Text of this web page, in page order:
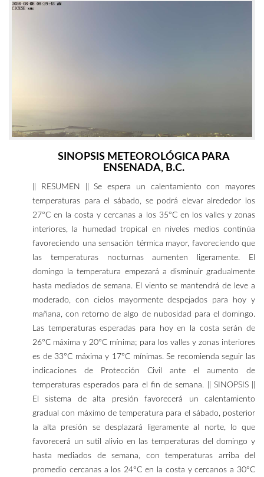
SINOPSIS METEOROLÓGICA PARA
ENSENADA, B.C.
|| RESUMEN || Se espera un calentamiento con mayores
temperaturas para el sábado, se podrá elevar alrededor los
27°C en la costa y cercanas a los 35°C en los valles y zonas
interiores, la humedad tropical en niveles medios continúa
favoreciendo una sensación térmica mayor, favoreciendo que
las temperaturas nocturnas aumenten ligeramente. El
domingo la temperatura empezará a disminuir gradualmente
hasta mediados de semana. El viento se mantendrá de leve a
moderado, con cielos mayormente despejados para hoy y
mañana, con retorno de algo de nubosidad para el domingo.
Las temperaturas esperadas para hoy en la costa serán de
26°C máxima y 20°C mínima; para los valles y zonas interiores
es de 33°C máxima y 17°C mínimas. Se recomienda seguir las
indicaciones de Protección Civil ante el aumento de
temperaturas esperados para el fin de semana. || SINOPSIS ||
El sistema de alta presión favorecerá un calentamiento
gradual con máximo de temperatura para el sábado, posterior
la alta presión se desplazará ligeramente al norte, lo que
favorecerá un sutil alivio en las temperaturas del domingo y
hasta mediados de semana, con temperaturas arriba del
promedio cercanas a los 24°C en la costa y cercanos a 30°C